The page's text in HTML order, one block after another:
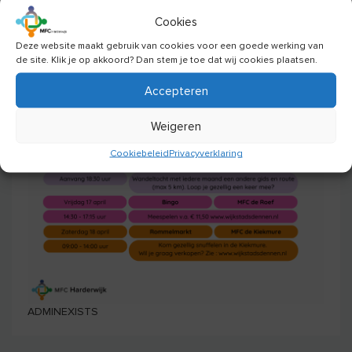
Cookies
Deze website maakt gebruik van cookies voor een goede werking van
de site. Klik je op akkoord? Dan stem je toe dat wij cookies plaatsen.
Accepteren
Weigeren
CookiebeleidPrivacyverklaring
ADMINEXISTS